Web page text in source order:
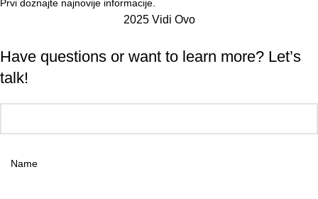
Prvi doznajte najnovije informacije.
2025 Vidi Ovo
Have questions or want to learn more? Let’s
talk!